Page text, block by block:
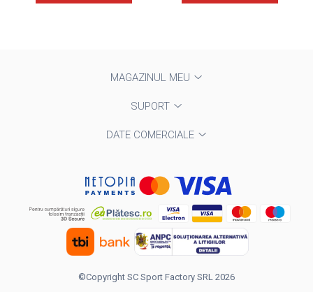
MAGAZINUL MEU
SUPORT
DATE COMERCIALE
©Copyright SC Sport Factory SRL 2026